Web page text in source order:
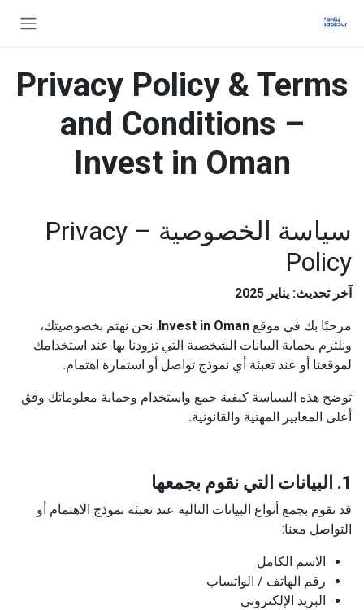
Privacy Policy & Terms
and Conditions –
Invest in Oman
سياسة الخصوصية – Privacy
Policy
آخر تحديث: يناير 2025
مرحبًا بك في موقع Invest in Oman. نحن نهتم بخصوصيتك،
ونلتزم بحماية البيانات الشخصية التي تزودنا بها عند استخدامك
لموقعنا أو عند تعبئة أي نموذج تواصل أو استمارة اهتمام.
توضح هذه السياسة كيفية جمع واستخدام وحماية معلوماتك وفق
أعلى المعايير المهنية والقانونية.
1. البيانات التي نقوم بجمعها
قد نقوم بجمع أنواع البيانات التالية عند تعبئة نموذج الاهتمام أو
التواصل معنا:
الاسم الكامل
رقم الهاتف / الواتساب
البريد الإلكتروني